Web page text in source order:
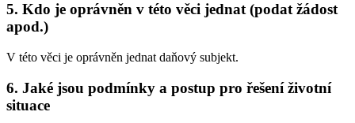
5. Kdo je oprávněn v této věci jednat (podat žádost
apod.)
V této věci je oprávněn jednat daňový subjekt.
6. Jaké jsou podmínky a postup pro řešení životní
situace